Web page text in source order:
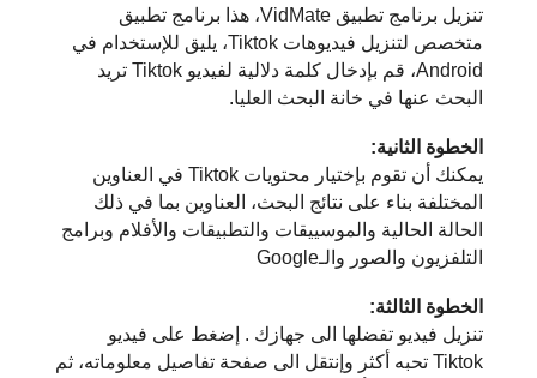
تنزيل برنامج تطبيق VidMate، هذا برنامج تطبيق
متخصص لتنزيل فيديوهات Tiktok، يليق للإستخدام في
Android، قم بإدخال كلمة دلالية لفيديو Tiktok تريد
البحث عنها في خانة البحث العليا.
الخطوة الثانية:
يمكنك أن تقوم بإختيار محتويات Tiktok في العناوين
المختلفة بناء على نتائج البحث، العناوين بما في ذلك
الحالة الحالية والموسييقات والتطبيقات والأفلام وبرامج
التلفزيون والصور والـGoogle
الخطوة الثالثة:
تنزيل فيديو تفضلها الى جهازك . إضغط على فيديو
Tiktok تحبه أكثر وإنتقل الى صفحة تفاصيل معلوماته، ثم